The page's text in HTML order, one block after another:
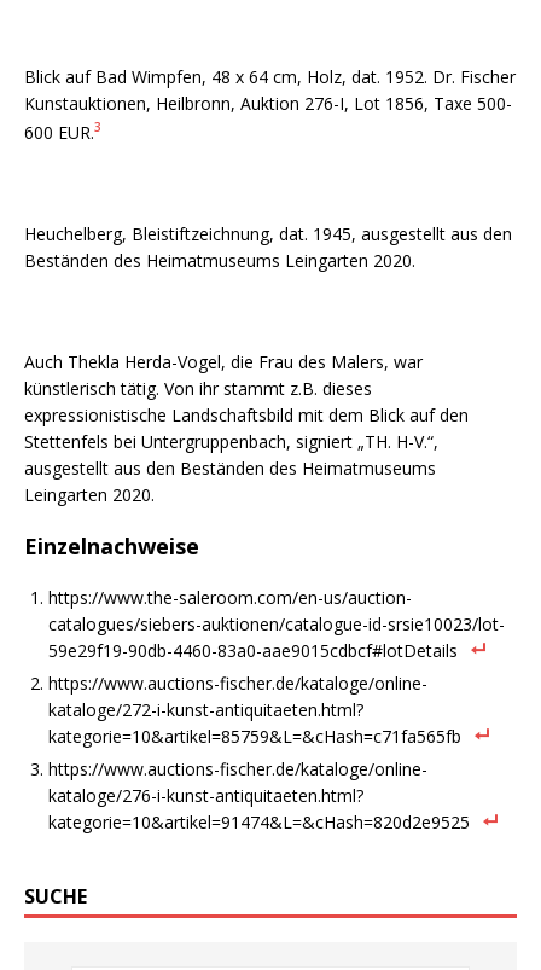
Blick auf Bad Wimpfen, 48 x 64 cm, Holz, dat. 1952. Dr. Fischer
Kunstauktionen, Heilbronn, Auktion 276-I, Lot 1856, Taxe 500-
600 EUR.3
Heuchelberg, Bleistiftzeichnung, dat. 1945, ausgestellt aus den
Beständen des Heimatmuseums Leingarten 2020.
Auch Thekla Herda-Vogel, die Frau des Malers, war
künstlerisch tätig. Von ihr stammt z.B. dieses
expressionistische Landschaftsbild mit dem Blick auf den
Stettenfels bei Untergruppenbach, signiert „TH. H-V.“,
ausgestellt aus den Beständen des Heimatmuseums
Leingarten 2020.
Einzelnachweise
https://www.the-saleroom.com/en-us/auction-
catalogues/siebers-auktionen/catalogue-id-srsie10023/lot-
59e29f19-90db-4460-83a0-aae9015cdbcf#lotDetails
https://www.auctions-fischer.de/kataloge/online-
kataloge/272-i-kunst-antiquitaeten.html?
kategorie=10&artikel=85759&L=&cHash=c71fa565fb
https://www.auctions-fischer.de/kataloge/online-
kataloge/276-i-kunst-antiquitaeten.html?
kategorie=10&artikel=91474&L=&cHash=820d2e9525
SUCHE